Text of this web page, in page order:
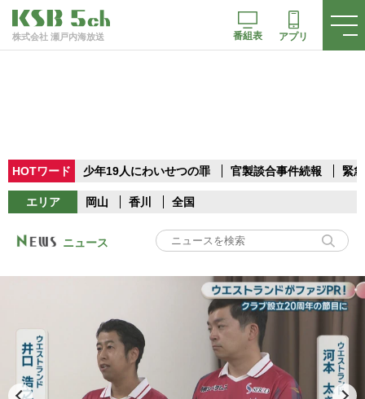
株式会社 瀬戸内海放送 番組表 アプリ
HOTワード 少年19人にわいせつの罪 官製談合事件続報 緊
エリア 岡山 香川 全国
ニュース
Play